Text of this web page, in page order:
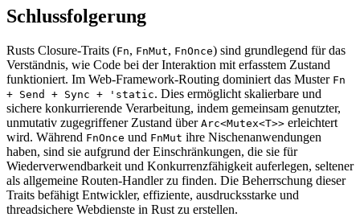
Schlussfolgerung
Rusts Closure-Traits (Fn, FnMut, FnOnce) sind grundlegend für das
Verständnis, wie Code bei der Interaktion mit erfasstem Zustand
funktioniert. Im Web-Framework-Routing dominiert das Muster Fn
+ Send + Sync + 'static. Dies ermöglicht skalierbare und
sichere konkurrierende Verarbeitung, indem gemeinsam genutzter,
unmutativ zugegriffener Zustand über Arc<Mutex<T>> erleichtert
wird. Während FnOnce und FnMut ihre Nischenanwendungen
haben, sind sie aufgrund der Einschränkungen, die sie für
Wiederverwendbarkeit und Konkurrenzfähigkeit auferlegen, seltener
als allgemeine Routen-Handler zu finden. Die Beherrschung dieser
Traits befähigt Entwickler, effiziente, ausdrucksstarke und
threadsichere Webdienste in Rust zu erstellen.